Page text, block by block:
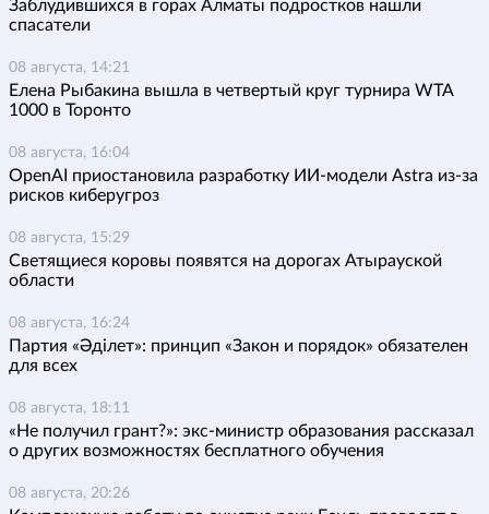
Заблудившихся в горах Алматы подростков нашли
спасатели
08 августа, 14:21
Елена Рыбакина вышла в четвертый круг турнира WTA
1000 в Торонто
08 августа, 16:04
OpenAI приостановила разработку ИИ-модели Astra из-за
рисков киберугроз
08 августа, 15:29
Светящиеся коровы появятся на дорогах Атырауской
области
08 августа, 16:24
Партия «Әділет»: принцип «Закон и порядок» обязателен
для всех
08 августа, 18:11
«Не получил грант?»: экс-министр образования рассказал
о других возможностях бесплатного обучения
08 августа, 20:26